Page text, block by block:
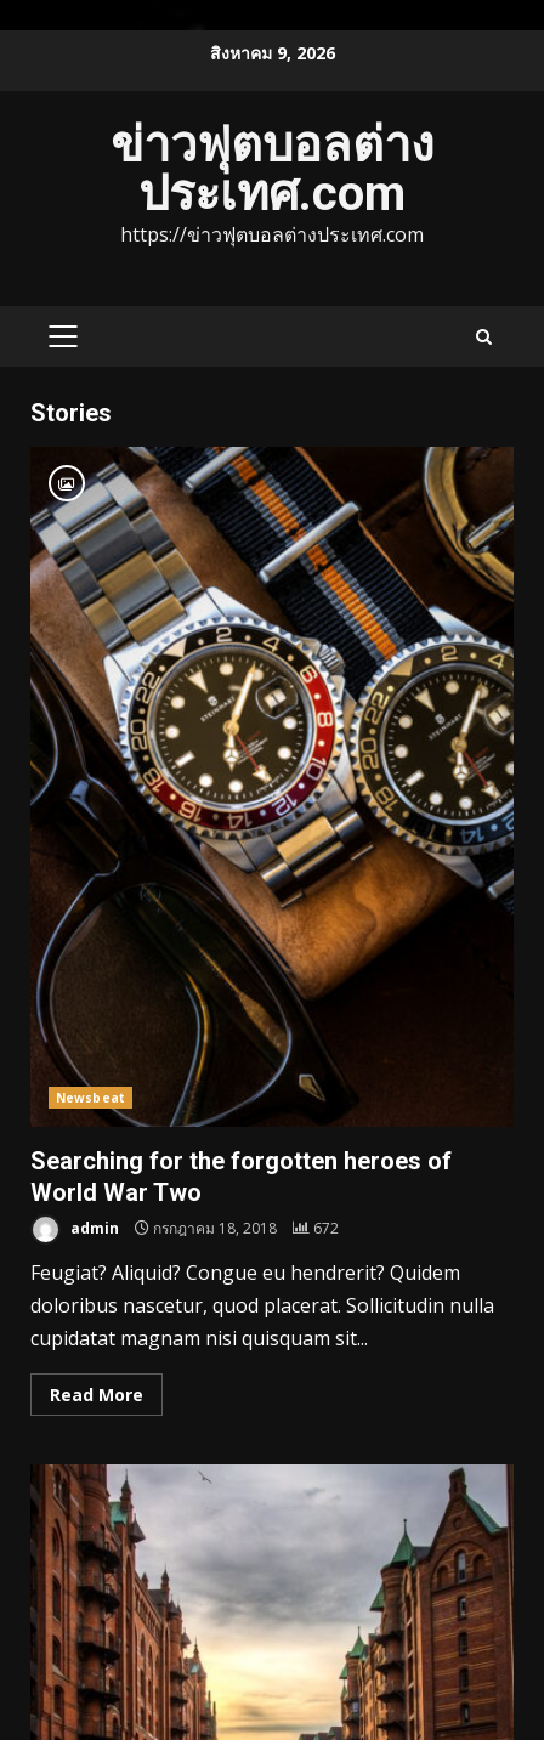
สิงหาคม 9, 2026
ข่าวฟุตบอลต่าง
ประเทศ.com
https://ข่าวฟุตบอลต่างประเทศ.com
PRIMARY
Stories
Newsbeat
Searching for the forgotten heroes of
World War Two
admin กรกฎาคม 18, 2018 672
Feugiat? Aliquid? Congue eu hendrerit? Quidem
doloribus nascetur, quod placerat. Sollicitudin nulla
cupidatat magnam nisi quisquam sit...
Read More